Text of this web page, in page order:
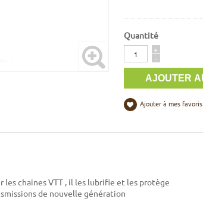
Quantité
Quantité
+
-
Ajouter à mes favoris
chaines VTT , il les lubrifie et les protège
de nouvelle génération